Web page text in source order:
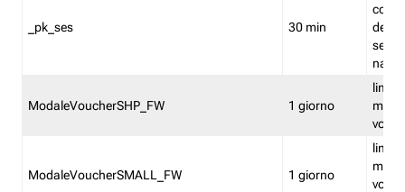
_pk_ses 30 min
ModaleVoucherSHP_FW 1 giorno
ModaleVoucherSMALL_FW 1 giorno